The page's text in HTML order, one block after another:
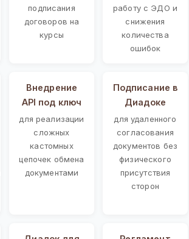
подписания
договоров на
курсы
работу с ЭДО и
снижения
количества
ошибок
Внедрение
API под ключ
для реализации
сложных
кастомных
цепочек обмена
документами
Подписание в
Диадоке
для удаленного
согласования
документов без
физического
присутствия
сторон